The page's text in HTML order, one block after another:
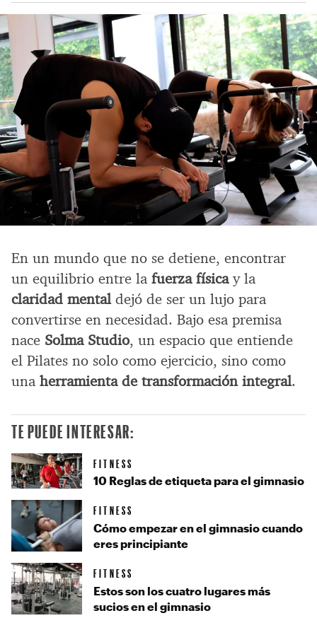
En un mundo que no se detiene, encontrar
un equilibrio entre la fuerza físicay la
claridad mentaldejó de ser un lujo para
convertirse en necesidad. Bajo esa premisa
nace Solma Studio, un espacio que entiende
el Pilates no solo como ejercicio, sino como
una herramienta de transformación integral.
TE PUEDE INTERESAR:
FITNESS
10 Reglas de etiqueta para el gimnasio
FITNESS
Cómo empezar en el gimnasio cuando
eres principiante
FITNESS
Estos son los cuatro lugares más
sucios en el gimnasio